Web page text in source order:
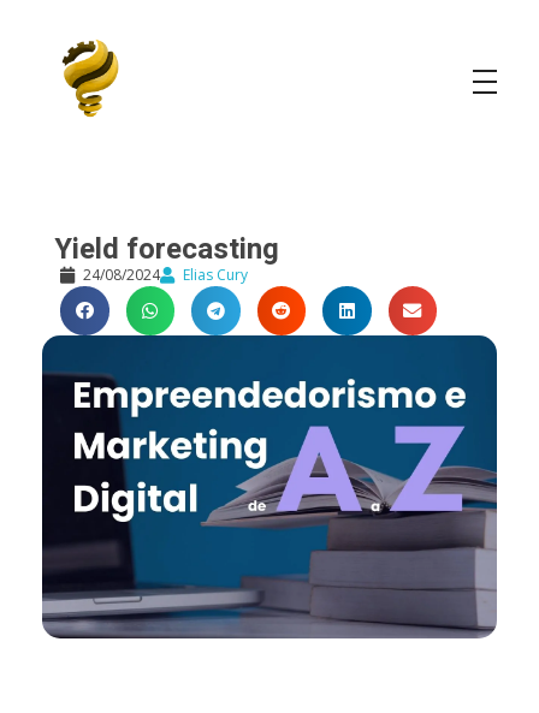
Yield forecasting
24/08/2024 Elias Cury